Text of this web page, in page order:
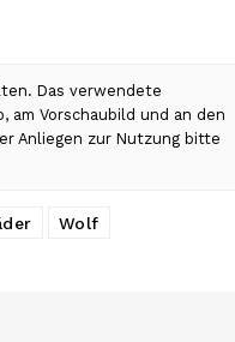
Das verwendete
am Vorschaubild und an den
Anliegen zur Nutzung bitte
Wolf